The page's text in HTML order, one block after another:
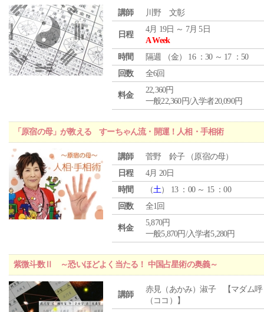
講師 川野 文彰
日程
4月 19日 ～ 7月 5日
A Week
時間
隔週 （金） 16 ：30 ～ 17 ：50
回数
全6回
料金
22,360円
一般22,360円/入学者20,090円
「原宿の母」が教える すーちゃん流・開運！人相・手相術
講師
菅野 鈴子 （原宿の母）
日程
4月 20日
時間
（土） 13 ：00 ～ 15 ：00
回数
全1回
料金
5,870円
一般5,870円/入学者5,280円
紫微斗数Ⅱ ～恐いほどよく当たる！ 中国占星術の奥義～
講師
赤見（あかみ）淑子 【マダム呼
（ココ）】